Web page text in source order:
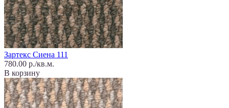
Зартекс Сиена 111
780.00 р./кв.м.
В корзину